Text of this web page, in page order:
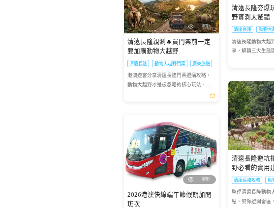
清遠長隆夯爆
野實測太驚豔
清遠長隆 動物大
清遠長隆動物大越
享，解鎖三大生態
瀏覽3
清遠長隆親測🔥買門票前一定
要加購動物大越野
清遠長隆 動物大越野門票 廣東旅遊
港澳遊客分享清遠長隆門票選購攻略，
動物大越野才是被忽略的核心玩法，值
清遠長隆避坑
野必看的實用
清遠長隆攻略 動
整理清遠長隆動物
點，幫你避開雷區
瀏覽9
2026港澳快線端午節假期加開
班次